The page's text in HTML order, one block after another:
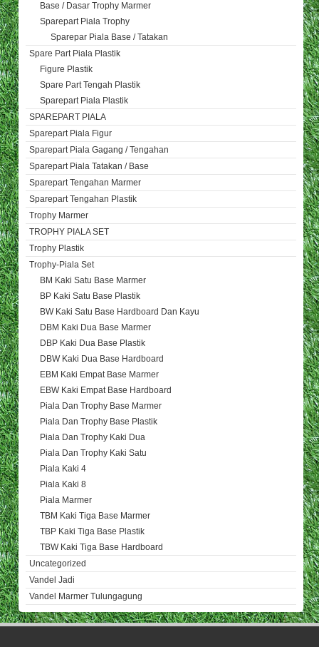
Base / Dasar Trophy Marmer
Sparepart Piala Trophy
Sparepar Piala Base / Tatakan
Spare Part Piala Plastik
Figure Plastik
Spare Part Tengah Plastik
Sparepart Piala Plastik
SPAREPART PIALA
Sparepart Piala Figur
Sparepart Piala Gagang / Tengahan
Sparepart Piala Tatakan / Base
Sparepart Tengahan Marmer
Sparepart Tengahan Plastik
Trophy Marmer
TROPHY PIALA SET
Trophy Plastik
Trophy-Piala Set
BM Kaki Satu Base Marmer
BP Kaki Satu Base Plastik
BW Kaki Satu Base Hardboard Dan Kayu
DBM Kaki Dua Base Marmer
DBP Kaki Dua Base Plastik
DBW Kaki Dua Base Hardboard
EBM Kaki Empat Base Marmer
EBW Kaki Empat Base Hardboard
Piala Dan Trophy Base Marmer
Piala Dan Trophy Base Plastik
Piala Dan Trophy Kaki Dua
Piala Dan Trophy Kaki Satu
Piala Kaki 4
Piala Kaki 8
Piala Marmer
TBM Kaki Tiga Base Marmer
TBP Kaki Tiga Base Plastik
TBW Kaki Tiga Base Hardboard
Uncategorized
Vandel Jadi
Vandel Marmer Tulungagung